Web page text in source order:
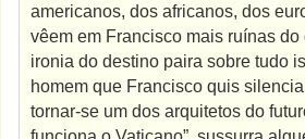
americanos, dos africanos, dos
vêem em Francisco mais ruínas do
ironia do destino paira sobre tudo
homem que Francisco quis
tornar-se um dos arquitetos do